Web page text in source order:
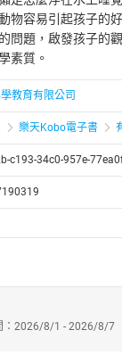
物容易引起孩子的
問題，啟發孩子的
素質。
教育有限公司
樂天Kobo電子書
c193-34c0-957e-
：2026/8/1 - 2026/8/7